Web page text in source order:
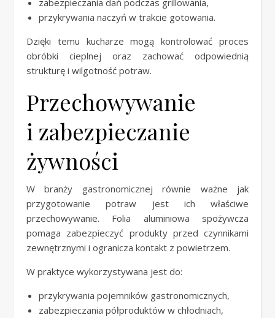
zabezpieczania dań podczas grillowania,
przykrywania naczyń w trakcie gotowania.
Dzięki temu kucharze mogą kontrolować proces
obróbki cieplnej oraz zachować odpowiednią
strukturę i wilgotność potraw.
Przechowywanie
i zabezpieczanie
żywności
W branży gastronomicznej równie ważne jak
przygotowanie potraw jest ich właściwe
przechowywanie. Folia aluminiowa spożywcza
pomaga zabezpieczyć produkty przed czynnikami
zewnętrznymi i ogranicza kontakt z powietrzem.
W praktyce wykorzystywana jest do:
przykrywania pojemników gastronomicznych,
zabezpieczania półproduktów w chłodniach,